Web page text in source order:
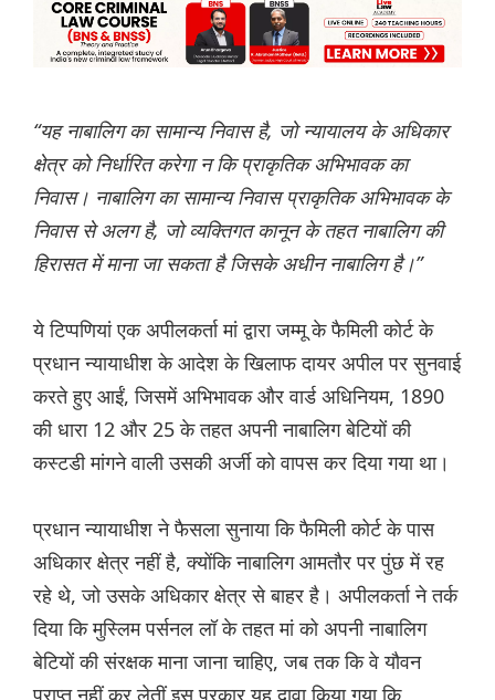
“यह नाबालिग का सामान्य निवास है, जो न्यायालय के अधिकार
क्षेत्र को निर्धारित करेगा न कि प्राकृतिक अभिभावक का
निवास। नाबालिग का सामान्य निवास प्राकृतिक अभिभावक के
निवास से अलग है, जो व्यक्तिगत कानून के तहत नाबालिग की
हिरासत में माना जा सकता है जिसके अधीन नाबालिग है।”
ये टिप्पणियां एक अपीलकर्ता मां द्वारा जम्मू के फैमिली कोर्ट के
प्रधान न्यायाधीश के आदेश के खिलाफ दायर अपील पर सुनवाई
करते हुए आईं, जिसमें अभिभावक और वार्ड अधिनियम, 1890
की धारा 12 और 25 के तहत अपनी नाबालिग बेटियों की
कस्टडी मांगने वाली उसकी अर्जी को वापस कर दिया गया था।
प्रधान न्यायाधीश ने फैसला सुनाया कि फैमिली कोर्ट के पास
अधिकार क्षेत्र नहीं है, क्योंकि नाबालिग आमतौर पर पुंछ में रह
रहे थे, जो उसके अधिकार क्षेत्र से बाहर है। अपीलकर्ता ने तर्क
दिया कि मुस्लिम पर्सनल लॉ के तहत मां को अपनी नाबालिग
बेटियों की संरक्षक माना जाना चाहिए, जब तक कि वे यौवन